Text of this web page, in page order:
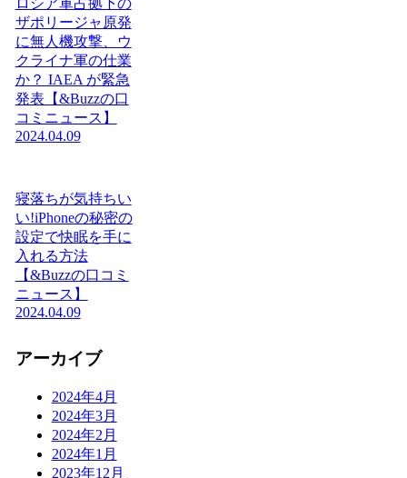
ロシア軍占拠下の
ザポリージャ原発
に無人機攻撃、ウ
クライナ軍の仕業
か？ IAEA が緊急
発表【&Buzzの口
コミニュース】
2024.04.09
寝落ちが気持ちい
い!iPhoneの秘密の
設定で快眠を手に
入れる方法
【&Buzzの口コミ
ニュース】
2024.04.09
アーカイブ
2024年4月
2024年3月
2024年2月
2024年1月
2023年12月